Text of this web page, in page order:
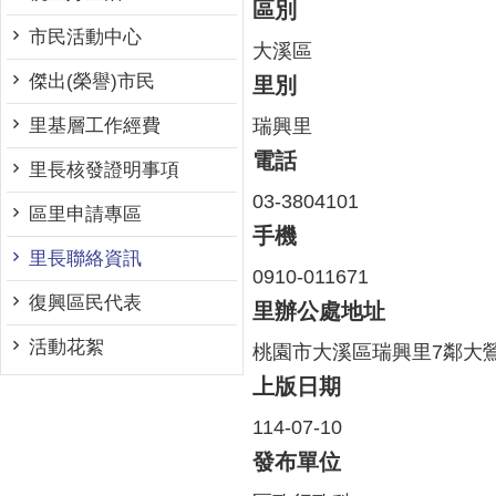
市民活動中心
傑出(榮譽)市民
里基層工作經費
里長核發證明事項
區里申請專區
里長聯絡資訊
復興區民代表
活動花絮
區別
大溪區
里別
瑞興里
電話
03-3804101
手機
0910-011671
里辦公處地址
桃園市大溪區瑞興里7鄰大
上版日期
114-07-10
發布單位